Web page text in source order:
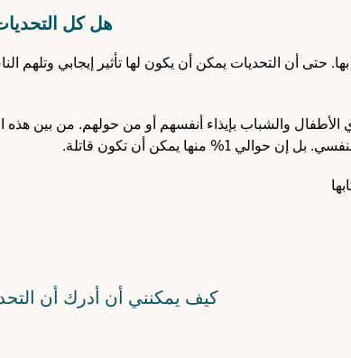
هل كل
حتى أن التحديات يمكن أن يكون لها تأثير إيجابي وتلهم
فقد تغري الأطفال والشباب بإيذاء أنفسهم أو من حولهم. من بين هذه
كيف يمكنني أن أدرك أن